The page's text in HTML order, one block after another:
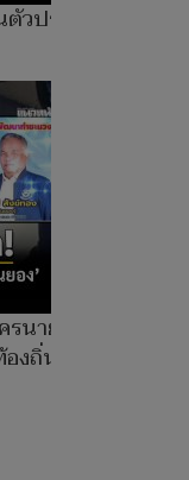
วประกัน
ายก
งถิ่น